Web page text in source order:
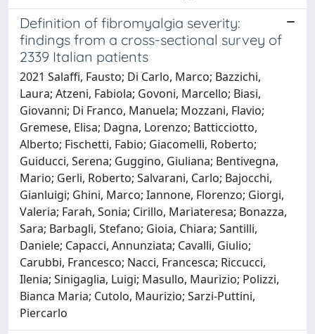
Definition of fibromyalgia severity:
findings from a cross-sectional survey of
2339 Italian patients
2021 Salaffi, Fausto; Di Carlo, Marco; Bazzichi,
Laura; Atzeni, Fabiola; Govoni, Marcello; Biasi,
Giovanni; Di Franco, Manuela; Mozzani, Flavio;
Gremese, Elisa; Dagna, Lorenzo; Batticciotto,
Alberto; Fischetti, Fabio; Giacomelli, Roberto;
Guiducci, Serena; Guggino, Giuliana; Bentivegna,
Mario; Gerli, Roberto; Salvarani, Carlo; Bajocchi,
Gianluigi; Ghini, Marco; Iannone, Florenzo; Giorgi,
Valeria; Farah, Sonia; Cirillo, Mariateresa; Bonazza,
Sara; Barbagli, Stefano; Gioia, Chiara; Santilli,
Daniele; Capacci, Annunziata; Cavalli, Giulio;
Carubbi, Francesco; Nacci, Francesca; Riccucci,
Ilenia; Sinigaglia, Luigi; Masullo, Maurizio; Polizzi,
Bianca Maria; Cutolo, Maurizio; Sarzi-Puttini,
Piercarlo